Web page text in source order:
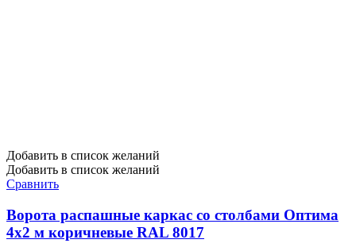
Добавить в список желаний
Добавить в список желаний
Сравнить
Ворота распашные каркас со столбами Оптима
4х2 м коричневые RAL 8017